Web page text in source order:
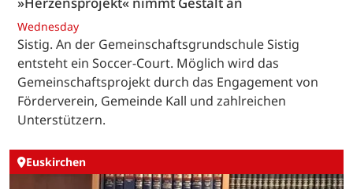
Wednesday
Sistig. An der Gemeinschaftsgrundschule Sistig
entsteht ein Soccer-Court. Möglich wird das
Gemeinschaftsprojekt durch das Engagement von
Förderverein, Gemeinde Kall und zahlreichen
Unterstützern.
Euskirchen